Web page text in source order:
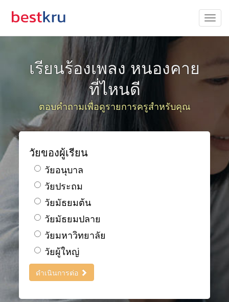
เรียนร้องเพลง หนองคาย
ที่ไหนดี
ตอบคำถามเพื่อดูรายการครูสำหรับคุณ
วัยของผู้เรียน
วัยอนุบาล
วัยประถม
วัยมัธยมต้น
วัยมัธยมปลาย
วัยมหาวิทยาลัย
วัยผู้ใหญ่
ดำเนินการต่อ